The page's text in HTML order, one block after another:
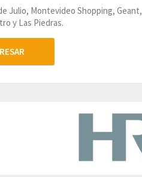
Julio, Montevideo Shopping, Geant,
y Las Piedras.